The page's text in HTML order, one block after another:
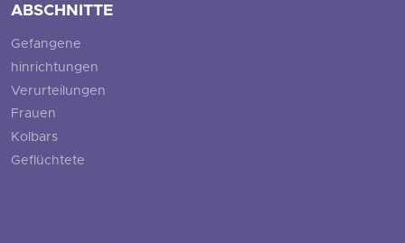
ABSCHNITTE
Gefangene
hinrichtungen
Verurteilungen
Frauen
Kolbars
Geflüchtete